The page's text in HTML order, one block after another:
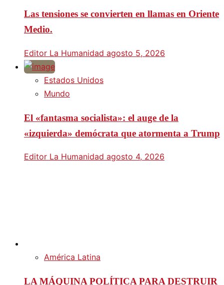
Las tensiones se convierten en llamas en Oriente
Medio.
Editor La Humanidad agosto 5, 2026
Estados Unidos
Mundo
El «fantasma socialista»: el auge de la
«izquierda» demócrata que atormenta a Trump
Editor La Humanidad agosto 4, 2026
América Latina
LA MÁQUINA POLÍTICA PARA DESTRUIR